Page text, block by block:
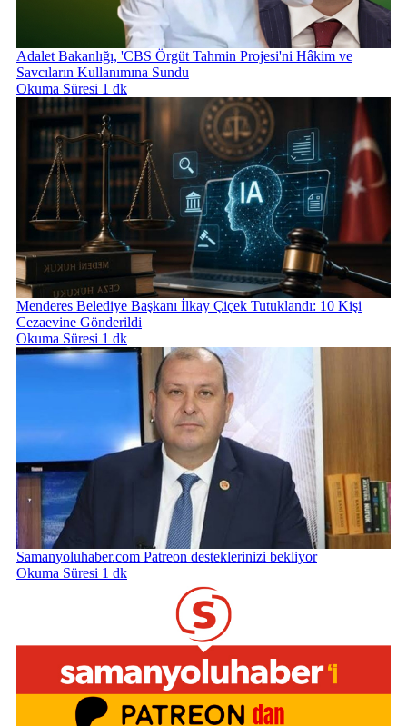
Adalet Bakanlığı, 'CBS Örgüt Tahmin Projesi'ni Hâkim ve
Savcıların Kullanımına Sundu
Okuma Süresi 1 dk
Menderes Belediye Başkanı İlkay Çiçek Tutuklandı: 10 Kişi
Cezaevine Gönderildi
Okuma Süresi 1 dk
Samanyoluhaber.com Patreon desteklerinizi bekliyor
Okuma Süresi 1 dk